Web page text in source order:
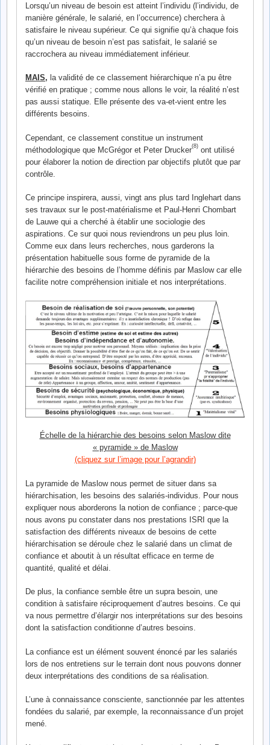
Lorsqu’un niveau de besoin est atteint l’individu (l’individu, de
manière générale, le salarié, en l’occurrence) cherchera à
satisfaire le niveau supérieur. Ce qui signifie qu’à chaque fois
qu’un niveau de besoin n’est pas satisfait, le salarié se
raccrochera au niveau immédiatement inférieur.
MAIS, la validité de ce classement hiérarchique n’a pu être
vérifié en pratique ; comme nous allons le voir, la réalité n’est
pas aussi statique. Elle présente des va-et-vient entre les
différents besoins.
Cependant, ce classement constitue un instrument
méthodologique que McGrégor et Peter Drucker(8) ont utilisé
pour élaborer la notion de direction par objectifs plutôt que par
contrôle.
Ce principe inspirera, aussi, vingt ans plus tard Inglehart dans
ses travaux sur le post-matérialisme et Paul-Henri Chombart
de Lauwe qui a cherché à établir une sociologie des
aspirations. Ce sur quoi nous reviendrons un peu plus loin.
Comme eux dans leurs recherches, nous garderons la
présentation habituelle sous forme de pyramide de la
hiérarchie des besoins de l’homme définis par Maslow car elle
facilite notre compréhension initiale et nos interprétations.
Échelle de la hiérarchie des besoins selon Maslow dite
« pyramide » de Maslow
(cliquez sur l’image pour l’agrandir)
La pyramide de Maslow nous permet de situer dans sa
hiérarchisation, les besoins des salariés-individus. Pour nous
expliquer nous aborderons la notion de confiance ; parce-que
nous avons pu constater dans nos prestations ISRI que la
satisfaction des différents niveaux de besoins de cette
hiérarchisation se déroule chez le salarié dans un climat de
confiance et aboutit à un résultat efficace en terme de
quantité, qualité et délai.
De plus, la confiance semble être un supra besoin, une
condition à satisfaire réciproquement d’autres besoins. Ce qui
va nous permettre d’élargir nos interprétations sur des besoins
dont la satisfaction conditionne d’autres besoins.
La confiance est un élément souvent énoncé par les salariés
lors de nos entretiens sur le terrain dont nous pouvons donner
deux interprétations des conditions de sa réalisation.
L’une à connaissance consciente, sanctionnée par les attentes
fondées du salarié, par exemple, la reconnaissance d’un projet
mené.